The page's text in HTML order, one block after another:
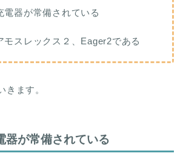
電器が常備されている
モスレックス２、Eager2である
きます。
器が常備されている